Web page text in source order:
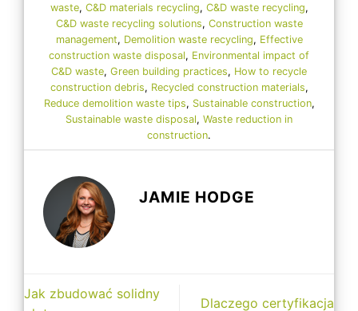
waste, C&D materials recycling, C&D waste recycling,
C&D waste recycling solutions, Construction waste
management, Demolition waste recycling, Effective
construction waste disposal, Environmental impact of
C&D waste, Green building practices, How to recycle
construction debris, Recycled construction materials,
Reduce demolition waste tips, Sustainable construction,
Sustainable waste disposal, Waste reduction in
construction.
JAMIE HODGE
Jak zbudować solidny
Dlaczego certyfikacja